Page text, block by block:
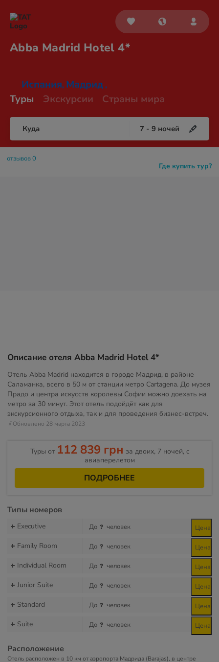
Abba Madrid Hotel 4*
Испания, Мадрид ,
Туры Экскурсии Страны мира
Куда 7 - 9 ночей
Где купить тур?
отзывов 0
Описание отеля Abba Madrid Hotel 4*
Отель Abba Madrid находится в городе Мадрид, в районе
Саламанка, всего в 50 м от станции метро Cartagena. До музея
Прадо и центра искусств королевы Софии можно доехать на
метро за 30 минут. Этот отель подойдёт как для
экскурсионного отдыха, так и для проведения бизнес-встреч.
// Обновлено 28 марта 2023
Туры от 112 839 грн за двоих, 7 ночей, c
авиаперелетом
ПОДРОБНЕЕ
Типы номеров
Executive До человек Цена
Family Room До человек Цена
Individual Room До человек Цена
Junior Suite До человек Цена
Standard До человек Цена
Suite До человек Цена
Расположение
Отель расположен в 10 км от аэропорта Мадрида (Barajas), в центре